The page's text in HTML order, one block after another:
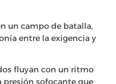
un campo de batalla,
entre la exigencia y
fluyan con un ritmo
presión sofocante que